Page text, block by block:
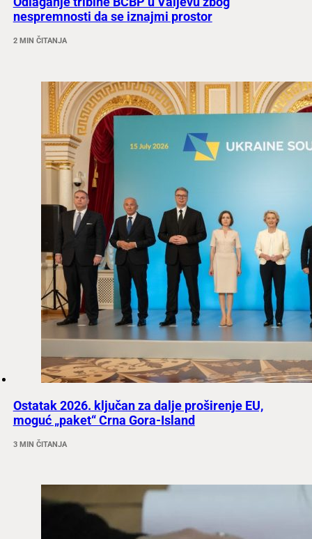
nespremnosti da se iznajmi prostor
2 MIN ČITANJA
Ostatak 2026. ključan za dalje proširenje EU,
moguć „paket“ Crna Gora-Island
3 MIN ČITANJA